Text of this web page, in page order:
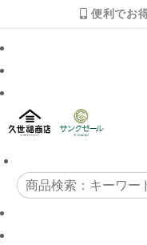
便利でお